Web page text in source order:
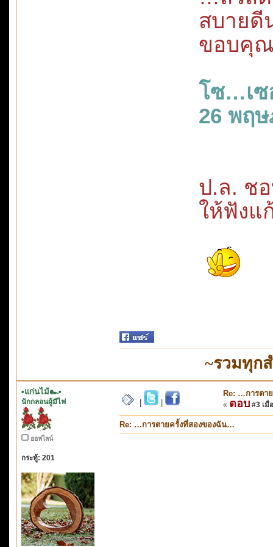
สบายดี
ขอบคุ
โซ…เซ
26 พฤ
ป.ล. ช
ให้ฟังแ
~รวมทุก
•แก่นไม้๛•
นักกลอนผู้มีไฟ
ออฟไลน์
กระทู้: 201
Re: …การตา
« ตอบ #3 เมื่
Re: …การตายครั้งที่สองของฉัน…